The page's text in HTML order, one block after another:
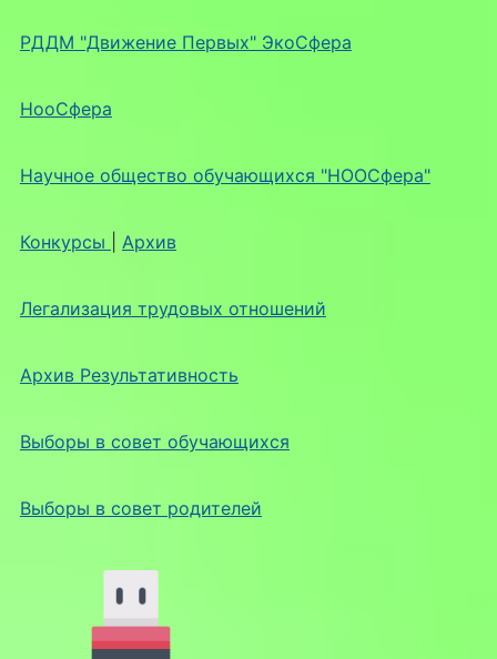
РДДМ "Движение Первых" ЭкоСфера
НооСфера
Научное общество обучающихся "НООСфера"
Конкурсы Архив
Легализация трудовых отношений
Архив Результативность
Выборы в совет обучающихся
Выборы в совет родителей